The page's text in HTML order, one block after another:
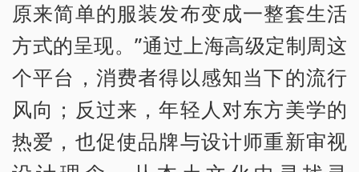
原来简单的服装发布变成一整套生活
方式的呈现。”通过上海高级定制周这
个平台，消费者得以感知当下的流行
风向；反过来，年轻人对东方美学的
热爱，也促使品牌与设计师重新审视